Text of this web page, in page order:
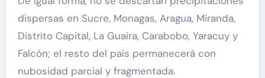
dispersas en Sucre, Monagas, Aragua, Miranda,
Distrito Capital, La Guaira, Carabobo, Yaracuy y
Falcón; el resto del país permanecerá con
nubosidad parcial y fragmentada.